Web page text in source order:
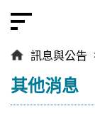
跳
到
要
內
容
訊息與公告
:::
其他消息